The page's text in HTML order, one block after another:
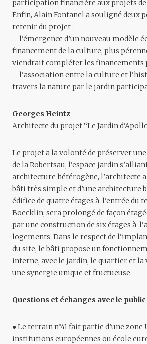
participation financière aux projets de
Enfin, Alain Fontanel a souligné deux
retenir du projet :
– l’émergence d’un nouveau modèle
financement de la culture, plus
viendrait compléter les financements
– l’association entre la culture et
travers la nature par le jardin
Georges Heintz
Architecte du projet “Le Jardin
Le projet a la volonté de préserver
de la Robertsau, l’espace jardin
architecture hétérogène, l’architecte
bâti très simple et d’une architecture
édifice de quatre étages à l’entrée du
Boecklin, sera prolongé de façon
par une construction de six étages à
logements. Dans le respect de
du site, le bâti propose un
interne, avec le jardin, le quartier et
une synergie unique et fructueuse.
Questions et échanges avec le public
● Le terrain n°41 fait partie d’une zone
institutions européennes ou école